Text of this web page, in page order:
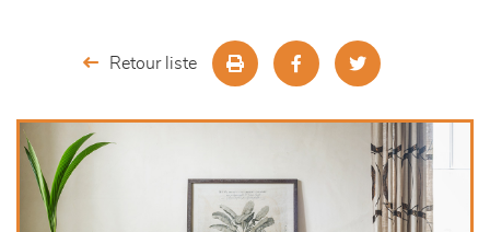
Retour liste